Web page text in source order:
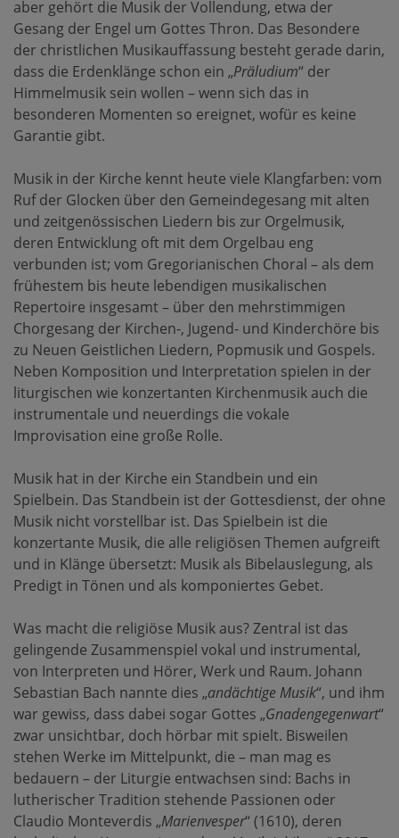
aber gehört die Musik der Vollendung, etwa der
Gesang der Engel um Gottes Thron. Das Besondere
der christlichen Musikauffassung besteht gerade darin,
dass die Erdenklänge schon ein „Präludium“ der
Himmelmusik sein wollen – wenn sich das in
besonderen Momenten so ereignet, wofür es keine
Garantie gibt.
Musik in der Kirche kennt heute viele Klangfarben: vom
Ruf der Glocken über den Gemeindegesang mit alten
und zeitgenössischen Liedern bis zur Orgelmusik,
deren Entwicklung oft mit dem Orgelbau eng
verbunden ist; vom Gregorianischen Choral – als dem
frühestem bis heute lebendigen musikalischen
Repertoire insgesamt – über den mehrstimmigen
Chorgesang der Kirchen-, Jugend- und Kinderchöre bis
zu Neuen Geistlichen Liedern, Popmusik und Gospels.
Neben Komposition und Interpretation spielen in der
liturgischen wie konzertanten Kirchenmusik auch die
instrumentale und neuerdings die vokale
Improvisation eine große Rolle.
Musik hat in der Kirche ein Standbein und ein
Spielbein. Das Standbein ist der Gottesdienst, der ohne
Musik nicht vorstellbar ist. Das Spielbein ist die
konzertante Musik, die alle religiösen Themen aufgreift
und in Klänge übersetzt: Musik als Bibelauslegung, als
Predigt in Tönen und als komponiertes Gebet.
Was macht die religiöse Musik aus? Zentral ist das
gelingende Zusammenspiel vokal und instrumental,
von Interpreten und Hörer, Werk und Raum. Johann
Sebastian Bach nannte dies „andächtige Musik“, und ihm
war gewiss, dass dabei sogar Gottes „Gnadengegenwart“
zwar unsichtbar, doch hörbar mit spielt. Bisweilen
stehen Werke im Mittelpunkt, die – man mag es
bedauern – der Liturgie entwachsen sind: Bachs in
lutherischer Tradition stehende Passionen oder
Claudio Monteverdis „Marienvesper“ (1610), deren